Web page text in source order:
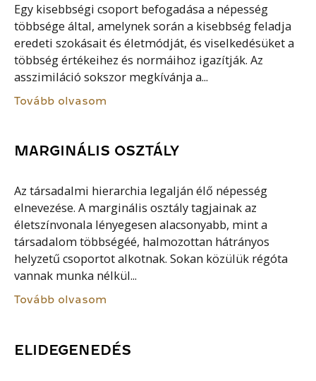
Egy kisebbségi csoport befogadása a népesség
többsége által, amelynek során a kisebbség feladja
eredeti szokásait és életmódját, és viselkedésüket a
többség értékeihez és normáihoz igazítják. Az
asszimiláció sokszor megkívánja a...
Tovább olvasom
MARGINÁLIS OSZTÁLY
Az társadalmi hierarchia legalján élő népesség
elnevezése. A marginális osztály tagjainak az
életszínvonala lényegesen alacsonyabb, mint a
társadalom többségéé, halmozottan hátrányos
helyzetű csoportot alkotnak. Sokan közülük régóta
vannak munka nélkül...
Tovább olvasom
ELIDEGENEDÉS